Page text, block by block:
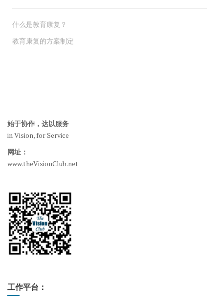
什么是教育康复？
教育康复的方案制定
始于协作，达以服务
in Vision, for Service
网址：
www.theVisionClub.net
工作平台：